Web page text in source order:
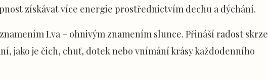
získávat více energie prostřednictvím dechu a dýchání.
Lva – ohnivým znamením slunce. Přináší radost skrze
jako je čich, chuť, dotek nebo vnímání krásy každodenního